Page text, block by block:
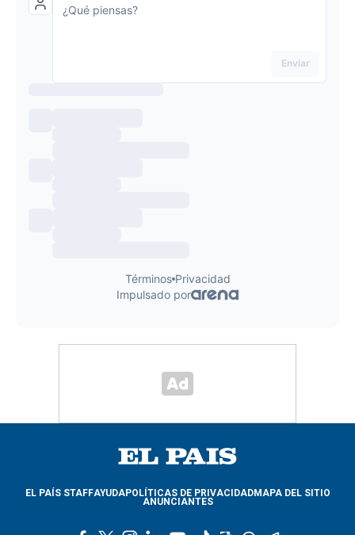
EL PAÍS STAFFAYUDAPOLÍTICAS DE PRIVACIDADMAPA DEL SITIO
ANUNCIANTES